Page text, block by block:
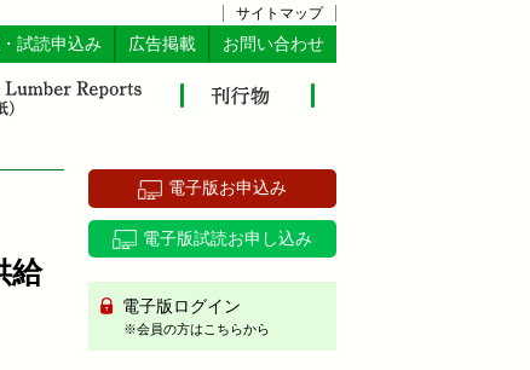
サイトマップ
試読申込み 広告掲載 お問い合わせ
給
電子版お申込み
電子版試読お申し込み
電子版ログイン
※会員の方はこちらから